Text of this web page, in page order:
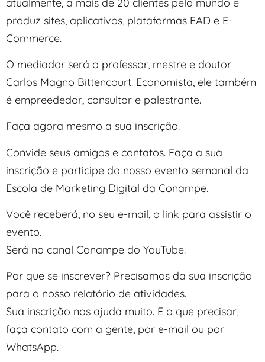
produz sites, aplicativos, plataformas EAD e E-
Commerce.
O mediador será o professor, mestre e doutor
Carlos Magno Bittencourt. Economista, ele também
é empreededor, consultor e palestrante.
Faça agora mesmo a sua inscrição.
Convide seus amigos e contatos. Faça a sua
inscrição e participe do nosso evento semanal da
Escola de Marketing Digital da Conampe.
Você receberá, no seu e-mail, o link para assistir o
evento.
Será no canal Conampe do YouTube.
Por que se inscrever? Precisamos da sua inscrição
para o nosso relatório de atividades.
Sua inscrição nos ajuda muito. E o que precisar,
faça contato com a gente, por e-mail ou por
WhatsApp.